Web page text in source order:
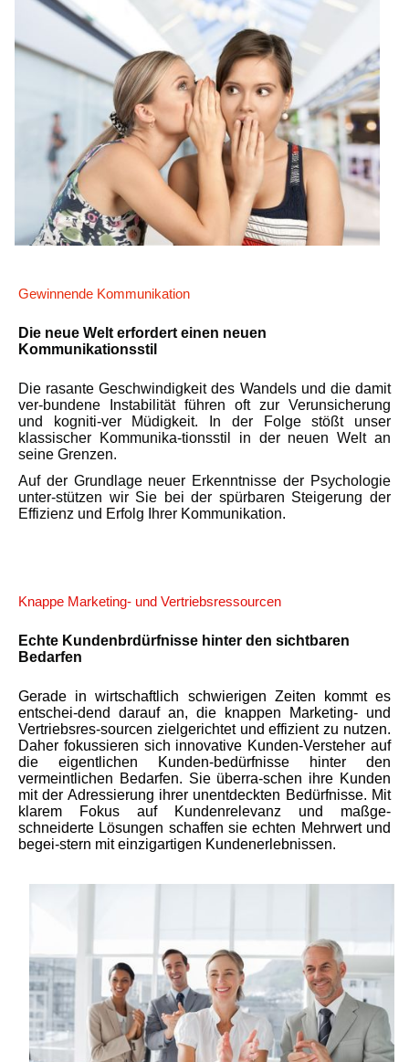
Gewinnende Kommunikation
Die neue Welt erfordert einen neuen
Kommunikationsstil
Die rasante Geschwindigkeit des Wandels und die damit
ver-bundene Instabilität führen oft zur Verunsicherung
und kogniti-ver Müdigkeit. In der Folge stößt unser
klassischer Kommunika-tionsstil in der neuen Welt an
seine Grenzen.
Auf der Grundlage neuer Erkenntnisse der Psychologie
unter-stützen wir Sie bei der spürbaren Steigerung der
Effizienz und Erfolg Ihrer Kommunikation.
Knappe Marketing- und Vertriebsressourcen
Echte Kundenbrdürfnisse hinter den sichtbaren
Bedarfen
Gerade in wirtschaftlich schwierigen Zeiten kommt es
entschei-dend darauf an, die knappen Marketing- und
Vertriebsres-sourcen zielgerichtet und effizient zu nutzen.
Daher fokussieren sich innovative Kunden-Versteher auf
die eigentlichen Kunden-bedürfnisse hinter den
vermeintlichen Bedarfen. Sie überra-schen ihre Kunden
mit der Adressierung ihrer unentdeckten Bedürfnisse. Mit
klarem Fokus auf Kundenrelevanz und maßge-
schneiderte Lösungen schaffen sie echten Mehrwert und
begei-stern mit einzigartigen Kundenerlebnissen.